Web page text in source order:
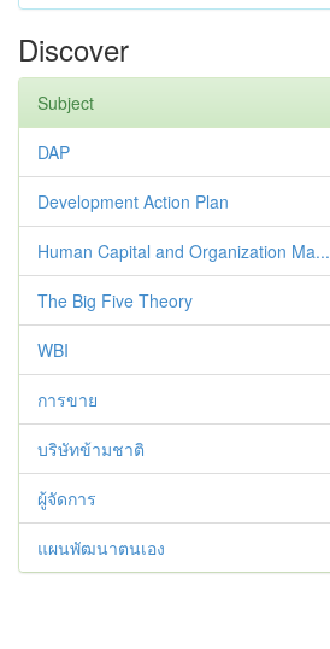
Discover
Subject
DAP
Development Action Plan
Human Capital and Organization Ma...
The Big Five Theory
WBI
การขาย
บริษัทข้ามชาติ
ผู้จัดการ
แผนพัฒนาตนเอง